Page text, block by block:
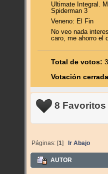
Ultimate Integral.
Spiderman 3
Veneno: El Fin
No veo nada
caro, me ahorro el
Total de votos:
Votación
8 Favoritos
Páginas: [1] Ir Abajo
AUTOR